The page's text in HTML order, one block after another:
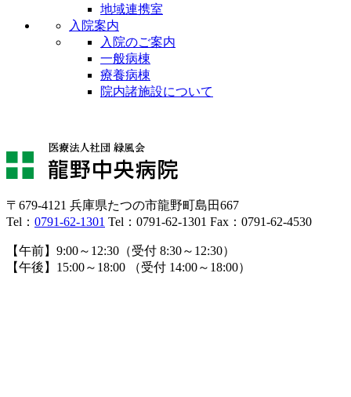
地域連携室
入院案内
入院のご案内
一般病棟
療養病棟
院内諸施設について
〒679-4121 兵庫県たつの市龍野町島田667
Tel： 0791-62-1301 Tel：0791-62-1301 Fax：0791-62-4530
【午前】9:00～12:30（受付 8:30～12:30）
【午後】15:00～18:00 （受付 14:00～18:00）